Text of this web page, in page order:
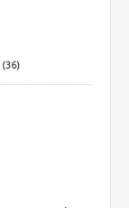
(36)